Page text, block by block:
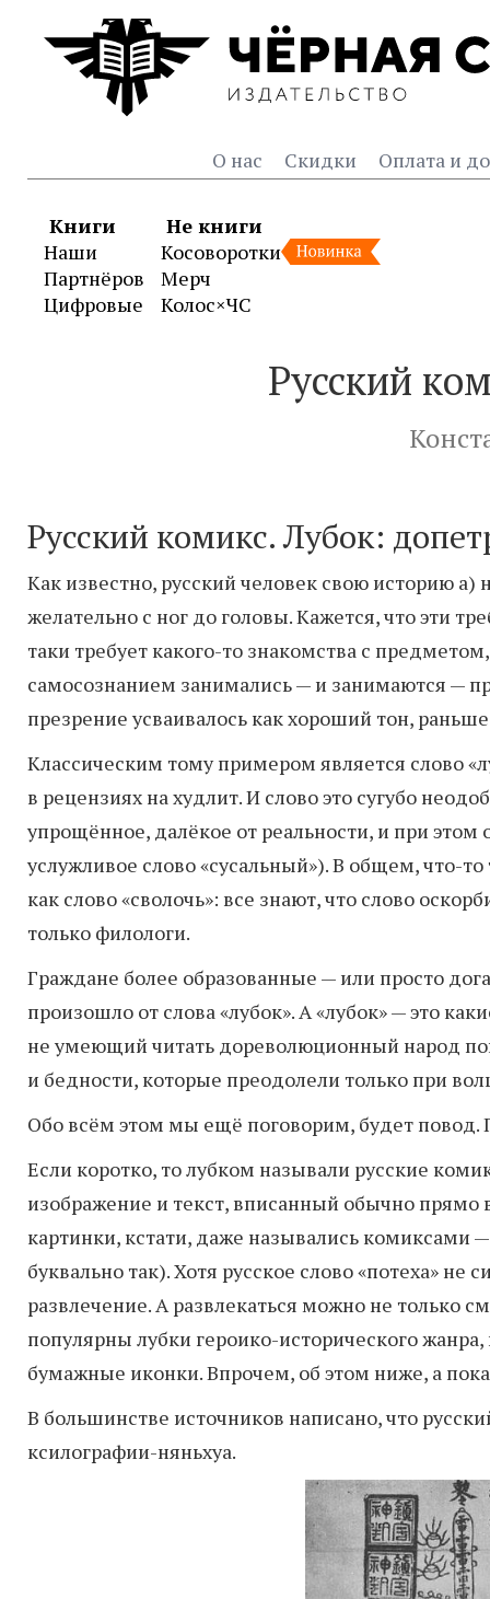
О нас Скидки Оплата и
Книги
Наши
Партнёров
Цифровые
Не книги
Косоворотки
Мерч
Колос×ЧС
Русский
Русский комикс. Лубок:
Как известно, русский человек свою историю
желательно с ног до головы. Кажется, что эти
таки требует какого-то знакомства с
самосознанием занимались — и занимаются —
презрение усваивалось как хороший тон,
Классическим тому примером является слово
в рецензиях на худлит. И слово это сугубо
упрощённое, далёкое от реальности, и при
услужливое слово «сусальный»). В общем, что-то
как слово «сволочь»: все знают, что слово
только филологи.
Граждане более образованные — или просто
произошло от слова «лубок». А «лубок» — это
не умеющий читать дореволюционный народ
и бедности, которые преодолели только при
Обо всём этом мы ещё поговорим, будет повод.
Если коротко, то лубком называли русские
изображение и текст, вписанный обычно
картинки, кстати, даже назывались комиксами
буквально так). Хотя русское слово «потеха»
развлечение. А развлекаться можно не
популярны лубки героико-исторического
бумажные иконки. Впрочем, об этом ниже, а
В большинстве источников написано, что
ксилографии-няньхуа.